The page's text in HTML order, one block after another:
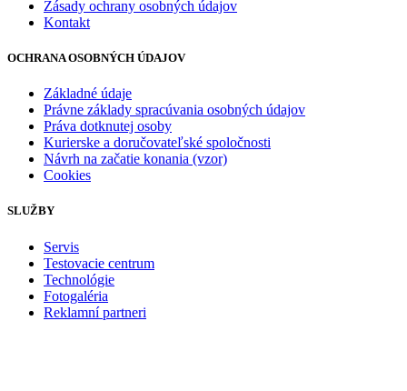
Zásady ochrany osobných údajov
Kontakt
OCHRANA OSOBNÝCH ÚDAJOV
Základné údaje
Právne základy spracúvania osobných údajov
Práva dotknutej osoby
Kurierske a doručovateľské spoločnosti
Návrh na začatie konania (vzor)
Cookies
SLUŽBY
Servis
Testovacie centrum
Technológie
Fotogaléria
Reklamní partneri